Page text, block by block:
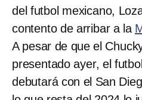
del futbol mexicano,
contento de arribar a la
A pesar de que el
presentado ayer, el
debutará con el San